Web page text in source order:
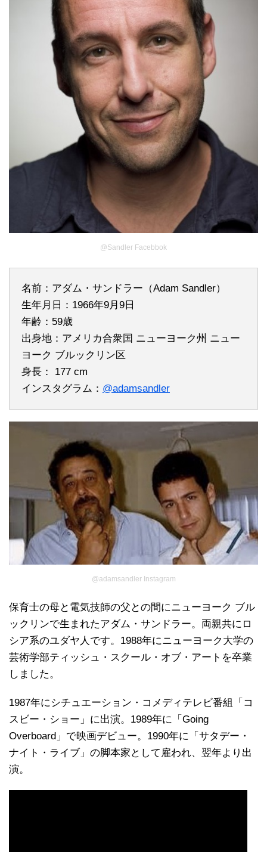
@Sandler Facebbok
名前：アダム・サンドラー（Adam Sandler）
生年月日：1966年9月9日
年齢：59歳
出身地：アメリカ合衆国 ニューヨーク州 ニュー
ヨーク ブルックリン区
身長： 177 cm
インスタグラム： @adamsandler
@adamsandler Instagram
保育士の母と電気技師の父との間にニューヨーク ブル
ックリンで生まれたアダム・サンドラー。両親共にロ
シア系のユダヤ人です。1988年にニューヨーク大学の
芸術学部ティッシュ・スクール・オブ・アートを卒業
しました。
1987年にシチュエーション・コメディテレビ番組「コ
スビー・ショー」に出演。1989年に「Going
Overboard」で映画デビュー。1990年に「サタデー・
ナイト・ライブ」の脚本家として雇われ、翌年より出
演。